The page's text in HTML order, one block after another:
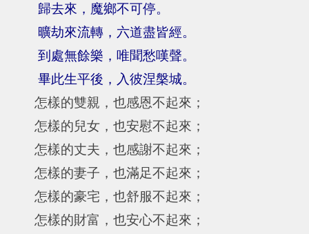
歸去來，魔鄉不可停。
曠劫來流轉，六道盡皆經。
到處無餘樂，唯聞愁嘆聲。
畢此生平後，入彼涅槃城。
怎樣的雙親，也感恩不起來；
怎樣的兒女，也安慰不起來；
怎樣的丈夫，也感謝不起來；
怎樣的妻子，也滿足不起來；
怎樣的豪宅，也舒服不起來；
怎樣的財富，也安心不起來；